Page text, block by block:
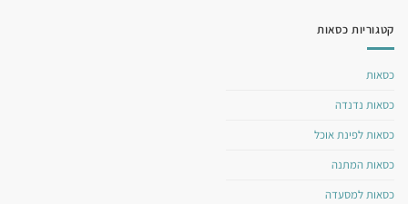
קטגוריות כסאות
כסאות
כסאות נדנדה
כסאות לפינת אוכל
כסאות המתנה
כסאות למסעדה